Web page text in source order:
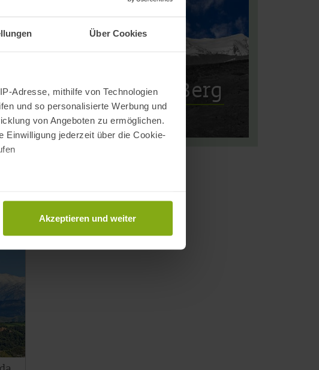
Über Cookies
Adresse, mithilfe von Technologien
und so personalisierte Werbung und
von Angeboten zu ermöglichen.
Einwilligung jederzeit über die Cookie-
Sie Ihre Präferenzen im
das Onlineangebot zu verbessern
mit dem Klick auf die
Die Einwilligung umfasst
jederzeit aufrufen und Cookies
und Begrifflichkeiten (z.B.
Akzeptieren und weiter
– der höchste Berg
Halbinsel